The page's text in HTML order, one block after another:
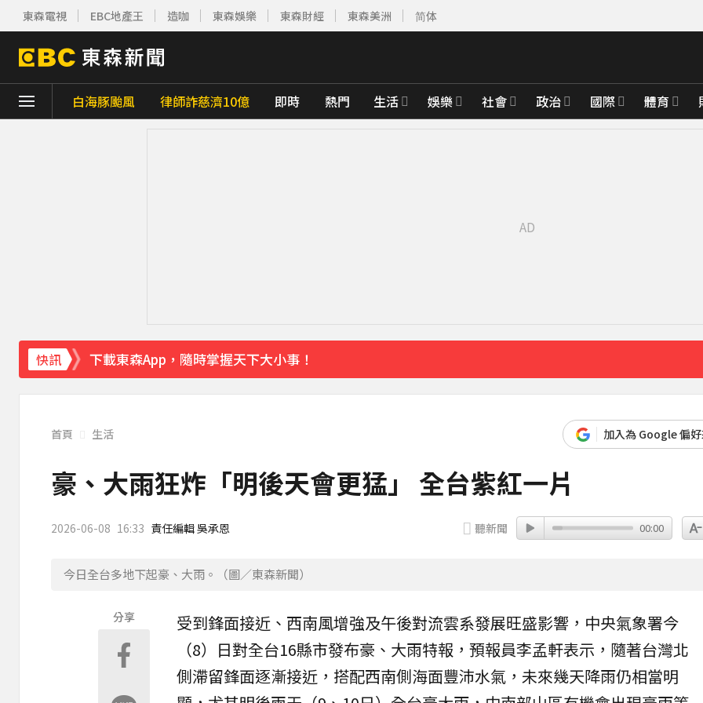
東森電視 EBC地產王 造咖 東森娛樂 東森財經 東森美洲 简体
白海豚颱風 律師詐慈濟10億 即時 熱門 生活 娛樂 社會 政治 國際 體育
快訊
下載東森App，隨時掌握天下大小事！
兆基屋管相關公司傳財務危機 檢調約談前董事長
30分鐘前
首頁 生活 加入為 Google 偏
豪、大雨狂炸「明後天會更猛」 全台紫紅一片
2026-06-08 16:33 責任編輯 吳承恩 聽新聞 00:00
今日全台多地下起豪、大雨。（圖／東森新聞）
分享 受到鋒面接近、西南風增強及午後對流雲系發展旺盛影響，中央氣象署今
（8）日對全台16縣市發布豪、 大雨特報 ，預報員李孟軒表示，隨著台灣北
側滯留鋒面逐漸接近，搭配西南側海面豐沛水氣，未來幾天降雨仍相當明